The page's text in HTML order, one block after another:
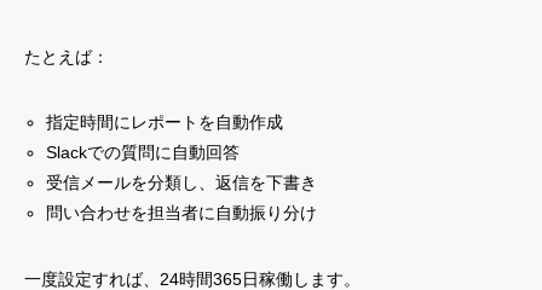
たとえば：
指定時間にレポートを自動作成
Slackでの質問に自動回答
受信メールを分類し、返信を下書き
問い合わせを担当者に自動振り分け
一度設定すれば、24時間365日稼働します。